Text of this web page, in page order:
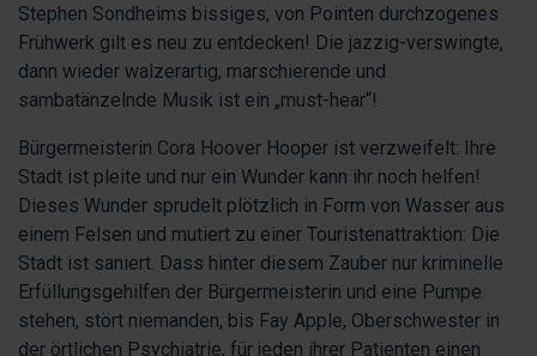
Stephen Sondheims bissiges, von Pointen durchzogenes
Frühwerk gilt es neu zu entdecken! Die jazzig-verswingte,
dann wieder walzerartig, marschierende und
sambatänzelnde Musik ist ein „must-hear“!
Bürgermeisterin Cora Hoover Hooper ist verzweifelt: Ihre
Stadt ist pleite und nur ein Wunder kann ihr noch helfen!
Dieses Wunder sprudelt plötzlich in Form von Wasser aus
einem Felsen und mutiert zu einer Touristenattraktion: Die
Stadt ist saniert. Dass hinter diesem Zauber nur kriminelle
Erfüllungsgehilfen der Bürgermeisterin und eine Pumpe
stehen, stört niemanden, bis Fay Apple, Oberschwester in
der örtlichen Psychiatrie, für jeden ihrer Patienten einen